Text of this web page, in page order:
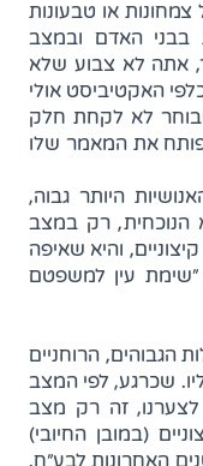
או טבעונות
האדם ובמצב
אתה לא צבוע שלא
האקטיביסט אולי
לא לקחת חלק
פותח את המאמר שלו
היותר גבוה,
הנוכחית, רק במצב
והיא שאיפה
"שימת עין למשפטם
הגבוהים, הרוחניים
שכרגע, לפי המצב
לצערנו, זה רק מצב
(במובן החיובי)
האחרונות לבע"ח.